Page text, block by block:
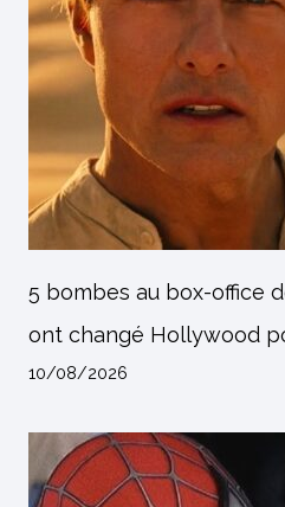
5 bombes au box-office
ont changé Hollywood
10/08/2026